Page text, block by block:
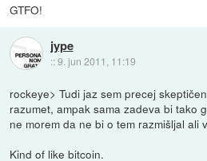
GTFO!
jype
::9. jun 2011, 11:19
rockeye> Tudi jaz sem precej
razumet, ampak sama zadeva bi tako
ne morem da ne bi o tem razmišljal ali
Kind of like bitcoin.